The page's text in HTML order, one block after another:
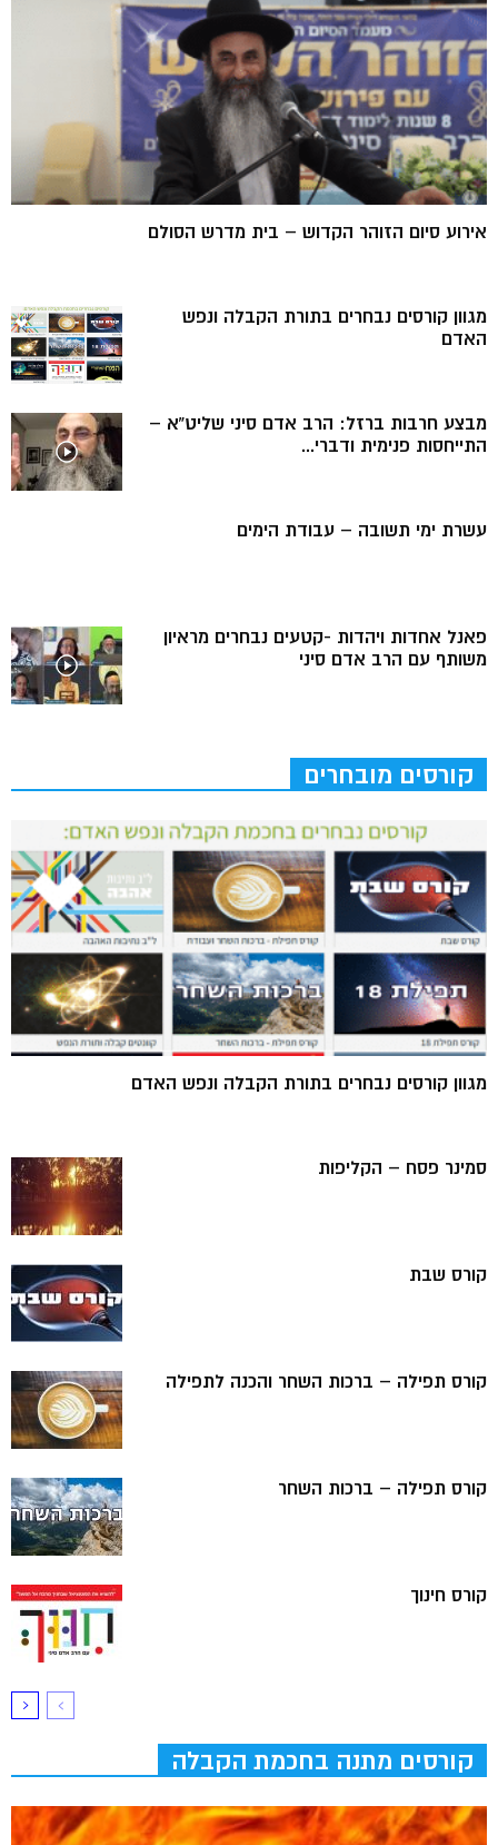
אירוע סיום הזוהר הקדוש – בית מדרש הסולם
מגוון קורסים נבחרים בתורת הקבלה ונפש
האדם
מבצע חרבות ברזל: הרב אדם סיני שליט”א –
התייחסות פנימית ודברי...
עשרת ימי תשובה – עבודת הימים
פאנל אחדות ויהדות -קטעים נבחרים מראיון
משותף עם הרב אדם סיני
קורסים מובחרים
מגוון קורסים נבחרים בתורת הקבלה ונפש האדם
סמינר פסח – הקליפות
קורס שבת
קורס תפילה – ברכות השחר והכנה לתפילה
קורס תפילה – ברכות השחר
קורס חינוך
קורסים מתנה בחכמת הקבלה